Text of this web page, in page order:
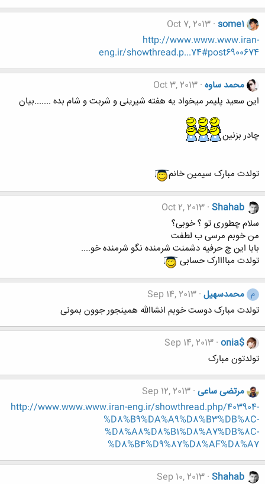
some1
Oct 7, 2013
http://www.www.www.iran-
eng.ir/showthread.p...74#post6900674
محمد ساوه Oct 3, 2013
این سعید پلیمر میخواد یه هفته شیرینی و شربت و شام بده .......بیان
چادر بزنین
تولدت مبارک سیمین خانم
Shahab
Oct 2, 2013
سلام چطوری تو ؟ خوبی؟
من خوبم مرسی ب لطفت
بابا این چ حرفیه دشمنت شرمنده نگو شرمنده خو....
تولدت مباااارک حسابی
م محمدسهیل Sep 14, 2013
تولدت مبارک دوست خوبم انشاالله همینجور جوون بمونی
onia$
Sep 14, 2013
تولدتون مبارک
مرتضی ساعی Sep 12, 2013
http://www.www.www.iran-eng.ir/showthread.php/403904-
%D8%B9%DA%A9%D8%B3%DB%8C-
%D8%A8%D8%B1%D8%A7%DB%8C-
%D8%B4%D9%87%D8%AF%D8%A7
Shahab
Sep 10, 2013